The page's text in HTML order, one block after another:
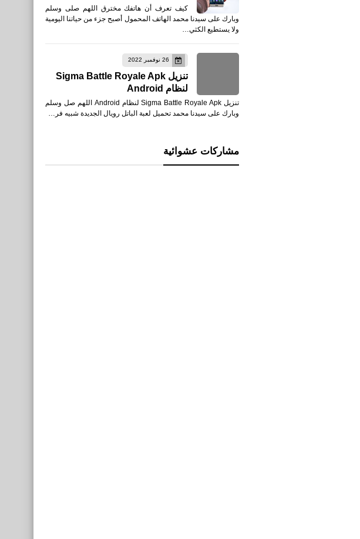
كيف تعرف أن هاتفك مخترق اللهم صلى وسلم
وبارك على سيدنا محمد الهاتف المحمول أصبح جزء من حياتنا اليومية
ولا يستطيع الكثي…
26 نوفمبر 2022
تنزيل Sigma Battle Royale Apk
لنظام Android
تنزيل Sigma Battle Royale Apk لنظام Android اللهم صل وسلم
وبارك على سيدنا محمد تحميل لعبة الباتل رويال الجديدة شبيه فر…
مشاركات عشوائية